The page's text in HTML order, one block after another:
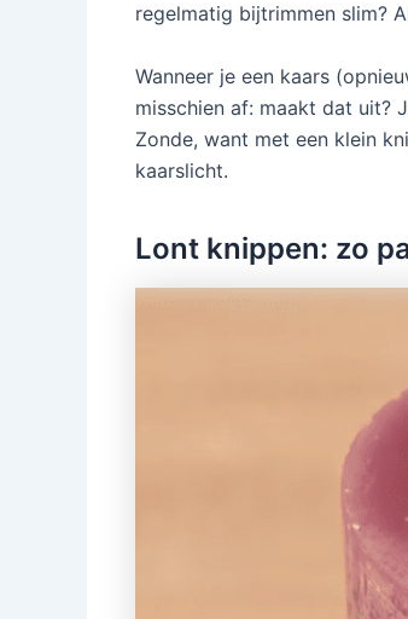
regelmatig bijtrimmen slim?
Wanneer je een kaars
misschien af: maakt dat uit?
Zonde, want met een klein
kaarslicht.
Lont knippen: zo